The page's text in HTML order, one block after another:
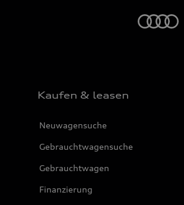
Kaufen & leasen
Neuwagensuche
Gebrauchtwagensuche
Gebrauchtwagen
Finanzierung